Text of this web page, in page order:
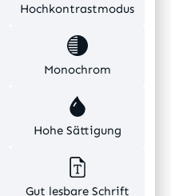
Hochkontrastmodus
Monochrom
Hohe Sättigung
Gut lesbare Schrift